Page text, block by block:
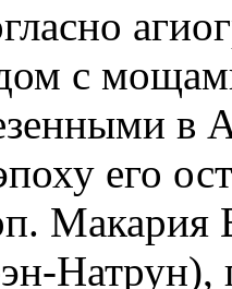
с
в
его
Макария
Натрун),